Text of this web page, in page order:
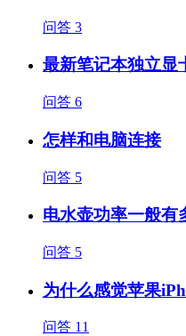
问答 3
最新笔记本独立显
问答 6
怎样和电脑连接
问答 5
电水壶功率一般有
问答 5
为什么感觉苹果
问答 11